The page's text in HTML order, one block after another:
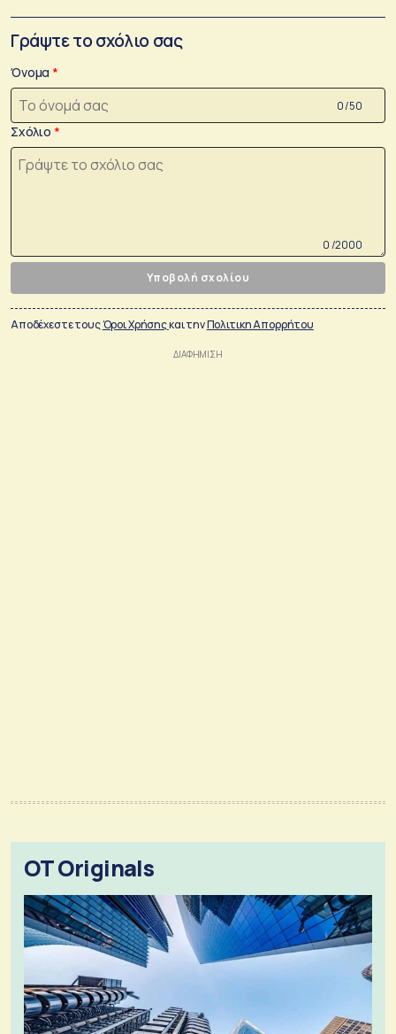
Γράψτε το σχόλιο σας
Όνομα
0 /50
Σχόλιο
0 /2000
Υποβολή σχολίου
Αποδέχεστε τουςΌροι Χρήσηςκαι τηνΠολιτικη Απορρήτου
OT Originals